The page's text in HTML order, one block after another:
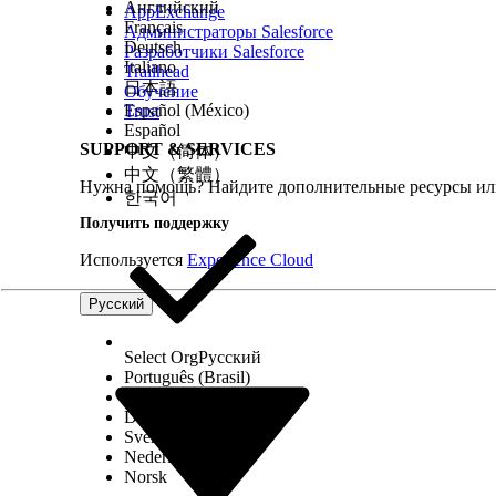
Саманта: Все лицензии Adobe Creative Cloud,
Агент на основе искусственного интеллекта:
систему в течение последних 90 дней. Я отправил
использования. Хотите, чтобы я отозвал эти
ЭТА СТАТЬЯ РЕШИЛА ВАШУ ПРОБЛЕМУ?
Оставьте свой отзыв, чтобы мы могли стать лучше!
AppExchange
Администраторы Salesforce
Разработчики Salesforce
Trailhead
Обучение
Trust
SUPPORT & SERVICES
Нужна помощь? Найдите дополнительные ресурсы
Получить поддержку
Используется Experience Cloud
Русский
Английский
Français
Deutsch
Italiano
日本語
Español (México)
Español
中文（简体）
中文（繁體）
한국어
Select OrgРусский
Português (Brasil)
Dansk
Svenska
Nederlands
Norsk